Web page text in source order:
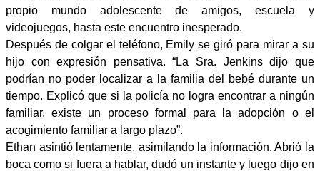
propio mundo adolescente de amigos, escuela y
videojuegos, hasta este encuentro inesperado.
Después de colgar el teléfono, Emily se giró para mirar a su
hijo con expresión pensativa. “La Sra. Jenkins dijo que
podrían no poder localizar a la familia del bebé durante un
tiempo. Explicó que si la policía no logra encontrar a ningún
familiar, existe un proceso formal para la adopción o el
acogimiento familiar a largo plazo”.
Ethan asintió lentamente, asimilando la información. Abrió la
boca como si fuera a hablar, dudó un instante y luego dijo en